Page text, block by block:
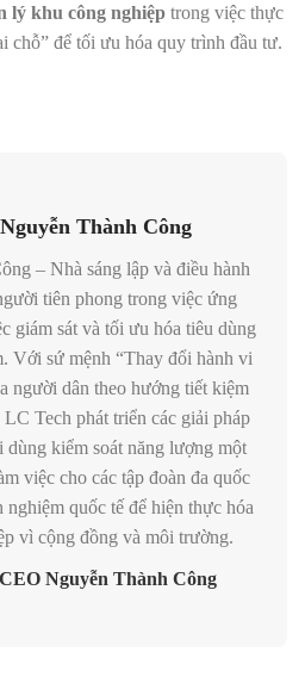
lý khu công nghiệp trong việc thực
chỗ” để tối ưu hóa quy trình đầu tư.
Thành Công
– Nhà sáng lập và điều hành
tiên phong trong việc ứng
giám sát và tối ưu hóa tiêu dùng
Với sứ mệnh “Thay đổi hành vi
người dân theo hướng tiết kiệm
Tech phát triển các giải pháp
kiểm soát năng lượng một
việc cho các tập đoàn đa quốc
nghiệm quốc tế để hiện thực hóa
vì cộng đồng và môi trường.
Nguyễn Thành Công